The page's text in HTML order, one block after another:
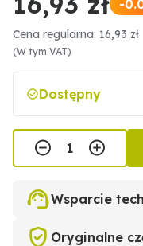
-
Cena regularna: 16,93 zł
(W tym VAT)
Dostępny
Wsparcie
Oryginalne